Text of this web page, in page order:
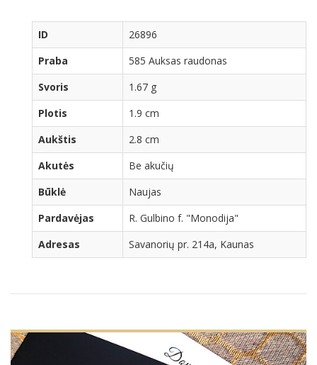
ID
26896
Praba
585 Auksas raudonas
Svoris
1.67 g
Plotis
1.9 cm
Aukštis
2.8 cm
Akutės
Be akučių
Būklė
Naujas
Pardavėjas
R. Gulbino f. "Monodija"
Adresas
Savanorių pr. 214a, Kaunas